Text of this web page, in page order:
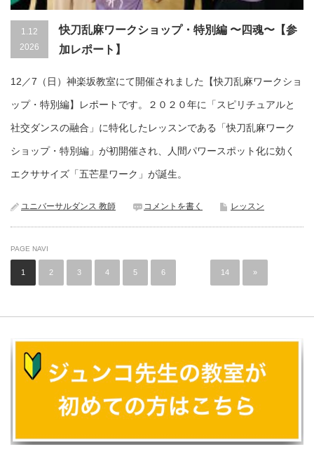
1.12
2026
快刀乱麻ワークショップ・特別編 〜四魂〜【参
加レポート】
12／7（日）神楽坂教室にて開催されました【快刀乱麻ワークショ
ップ・特別編】レポートです。２０２０年に「スピリチュアルと
社交ダンスの融合」に特化したレッスンである「快刀乱麻ワーク
ショップ・特別編」が初開催され、人間パワースポット化に効く
エクササイズ「五芒星ワーク」が誕生。
ユニバーサルダンス 教師 コメントを書く レッスン
PAGE NAVI
1 2 3 4 5 6 14 »